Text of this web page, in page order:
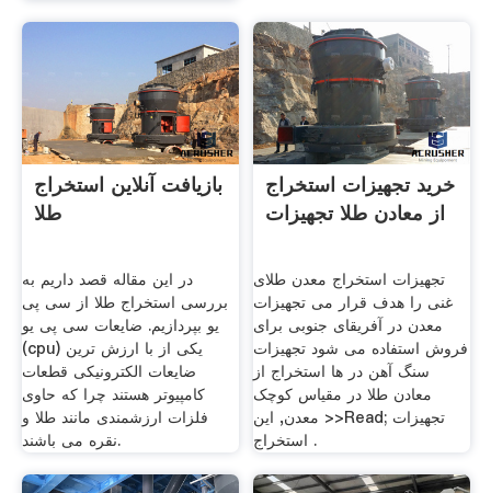
بازیافت آنلاین استخراج
طلا
در این مقاله قصد داریم به
بررسی استخراج طلا از سی پی
یو بپردازیم. ضایعات سی پی یو
(cpu) یکی از با ارزش ترین
ضایعات الکترونیکی قطعات
کامپیوتر هستند چرا که حاوی
فلزات ارزشمندی مانند طلا و
نقره می باشند.
خرید تجهیزات استخراج
از معادن طلا تجهیزات
تجهیزات استخراج معدن طلای
غنی را هدف قرار می تجهیزات
معدن در آفریقای جنوبی برای
فروش استفاده می شود تجهیزات
سنگ آهن در ها استخراج از
معادن طلا در مقیاس کوچک
معدن, این >>Read; تجهیزات
استخراج .